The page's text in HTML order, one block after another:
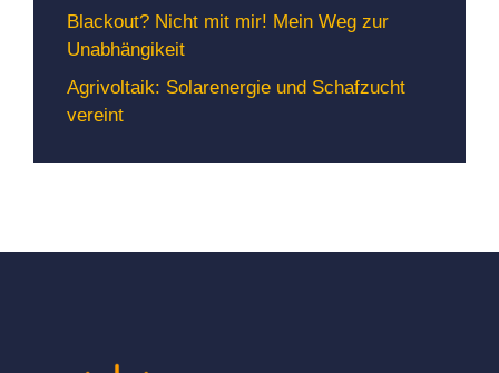
Blackout? Nicht mit mir! Mein Weg zur
Unabhängikeit
Agrivoltaik: Solarenergie und Schafzucht
vereint